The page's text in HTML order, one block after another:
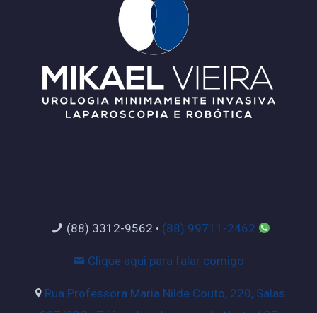
(88) 3312-9562 • (88) 99711-2462
Clique aqui para falar comigo
Rua Professora Maria Nilde Couto, 220, Salas